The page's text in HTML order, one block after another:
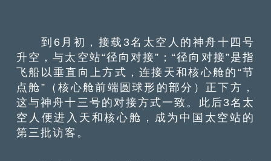
到6月初，接载3名太空人的神舟十四号
升空，与太空站“径向对接”；“径向对接”是指
飞船以垂直向上方式，连接天和核心舱的“节
点舱”（核心舱前端圆球形的部分）正下方，
这与神舟十三号的对接方式一致。此后3名太
空人便进入天和核心舱，成为中国太空站的
第三批访客。